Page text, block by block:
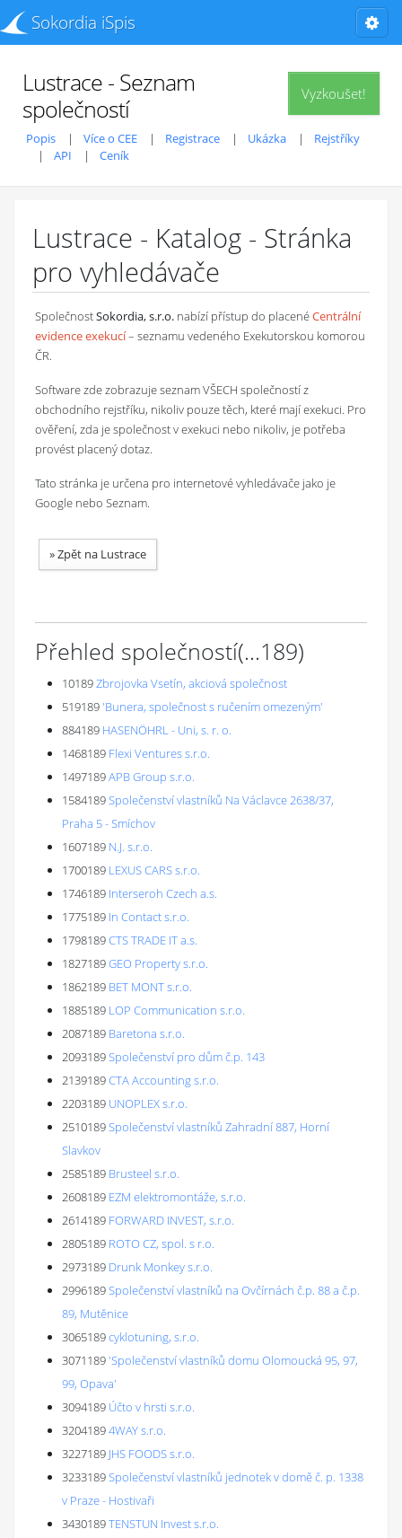
Sokordia iSpis
Vyzkoušet!
Lustrace - Seznam
společností
Popis Více o CEE Registrace Ukázka
Rejstříky
API
Ceník
Lustrace - Katalog - Stránka
pro vyhledávače
SpolečnostSokordia, s.r.o. nabízí přístup do placenéCentrální
evidence exekucí– seznamu vedeného Exekutorskou komorou
ČR.
Software zde zobrazuje seznam VŠECH společností z
obchodního rejstříku, nikoliv pouze těch, které mají exekuci. Pro
ověření, zda je společnost v exekuci nebo nikoliv, je potřeba
provést placený dotaz.
Tato stránka je určena pro internetové vyhledávače jako je
Google nebo Seznam.
»Zpět na Lustrace
Přehled společností(...189)
10189Zbrojovka Vsetín, akciová společnost
519189'Bunera, společnost s ručením omezeným'
884189 HASENÖHRL - Uni, s. r. o.
1468189 Flexi Ventures s.r.o.
1497189APB Group s.r.o.
1584189Společenství vlastníků Na Václavce 2638/37,
Praha 5 - Smíchov
1607189 N.J. s.r.o.
1700189 LEXUS CARS s.r.o.
1746189 Interseroh Czech a.s.
1775189 In Contact s.r.o.
1798189CTS TRADE IT a.s.
1827189GEO Property s.r.o.
1862189 BET MONT s.r.o.
1885189 LOP Communication s.r.o.
2087189 Baretona s.r.o.
2093189Společenství pro dům č.p. 143
2139189CTA Accounting s.r.o.
2203189 UNOPLEX s.r.o.
2510189Společenství vlastníků Zahradní 887, Horní
Slavkov
2585189 Brusteel s.r.o.
2608189 EZM elektromontáže, s.r.o.
2614189 FORWARD INVEST, s.r.o.
2805189 ROTO CZ, spol. s r.o.
2973189 Drunk Monkey s.r.o.
2996189Společenství vlastníků na Ovčírnách č.p. 88 a č.p.
89, Mutěnice
3065189cyklotuning, s.r.o.
3071189'Společenství vlastníků domu Olomoucká 95, 97,
99, Opava'
3094189 Účto v hrsti s.r.o.
32041894WAY s.r.o.
3227189 JHS FOODS s.r.o.
3233189Společenství vlastníků jednotek v domě č. p. 1338
v Praze - Hostivaři
3430189TENSTUN Invest s.r.o.